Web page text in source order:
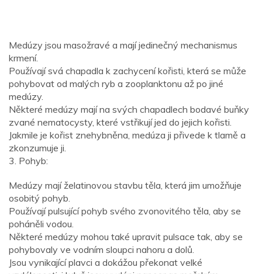
Medúzy jsou masožravé a mají jedinečný mechanismus
krmení.
Používají svá chapadla k zachycení kořisti, která se může
pohybovat od malých ryb a zooplanktonu až po jiné
medúzy.
Některé medúzy mají na svých chapadlech bodavé buňky
zvané nematocysty, které vstřikují jed do jejich kořisti.
Jakmile je kořist znehybněna, medúza ji přivede k tlamě a
zkonzumuje ji.
3. Pohyb:
Medúzy mají želatinovou stavbu těla, která jim umožňuje
osobitý pohyb.
Používají pulsující pohyb svého zvonovitého těla, aby se
poháněli vodou.
Některé medúzy mohou také upravit pulsace tak, aby se
pohybovaly ve vodním sloupci nahoru a dolů.
Jsou vynikající plavci a dokážou překonat velké